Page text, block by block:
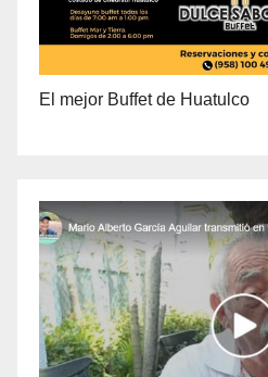
El mejor Buffet de Huatulco